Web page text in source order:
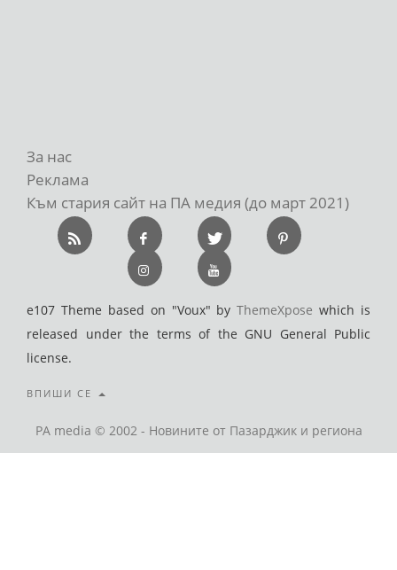
За нас
Реклама
Към стария сайт на ПА медия (до март 2021)
e107 Theme based on "Voux" byThemeXpose which is
released under the terms of the GNU General Public
license.
ВПИШИ СЕ
PA media © 2002 - Новините от Пазарджик и региона